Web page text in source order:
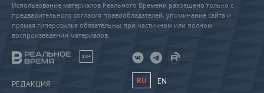
Использование материалов Реального Времени разрешено только с
предварительного согласия правообладателей, упоминание сайта и
прямая гиперссылка обязательны при частичном или полном
воспроизведении материалов.
18+
РЕДАКЦИЯ
RU EN